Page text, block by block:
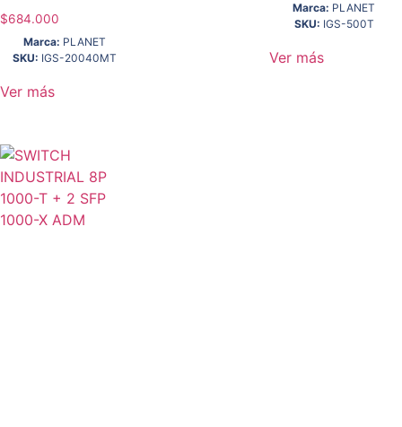
$684.000
Marca: PLANET
SKU: IGS-20040MT
Ver más
Marca: PLANET
SKU: IGS-500T
Ver más